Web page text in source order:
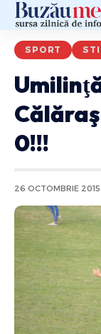
SPORT
0!!!
26 OCTOMBRIE 2015